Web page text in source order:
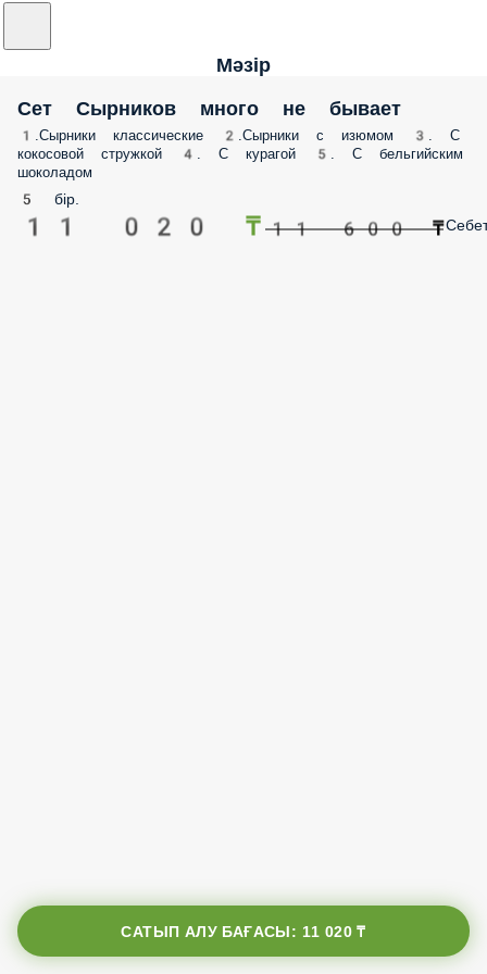
Мәзір
Сет Сырников много не бывает
1.Сырники классические 2.Сырники с изюмом 3. С
кокосовой стружкой 4. С курагой 5. С бельгийским
шоколадом
5 бір.
11 020 ₸ 11 600 ₸
САТЫП АЛУ БАҒАСЫ: 11 020 ₸